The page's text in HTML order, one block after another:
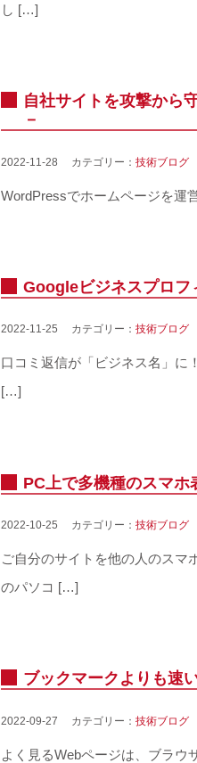
し […]
自社サイトを攻撃から
－
2022-11-28 カテゴリー： 技術ブログ
WordPressでホームページを運
Googleビジネスプロフ
2022-11-25 カテゴリー： 技術ブログ
口コミ返信が「ビジネス名」に
[…]
PC上で多機種のスマ
2022-10-25 カテゴリー： 技術ブログ
ご自分のサイトを他の人のスマ
のパソコ […]
ブックマークよりも速
2022-09-27 カテゴリー： 技術ブログ
よく見るWebページは、ブラウ